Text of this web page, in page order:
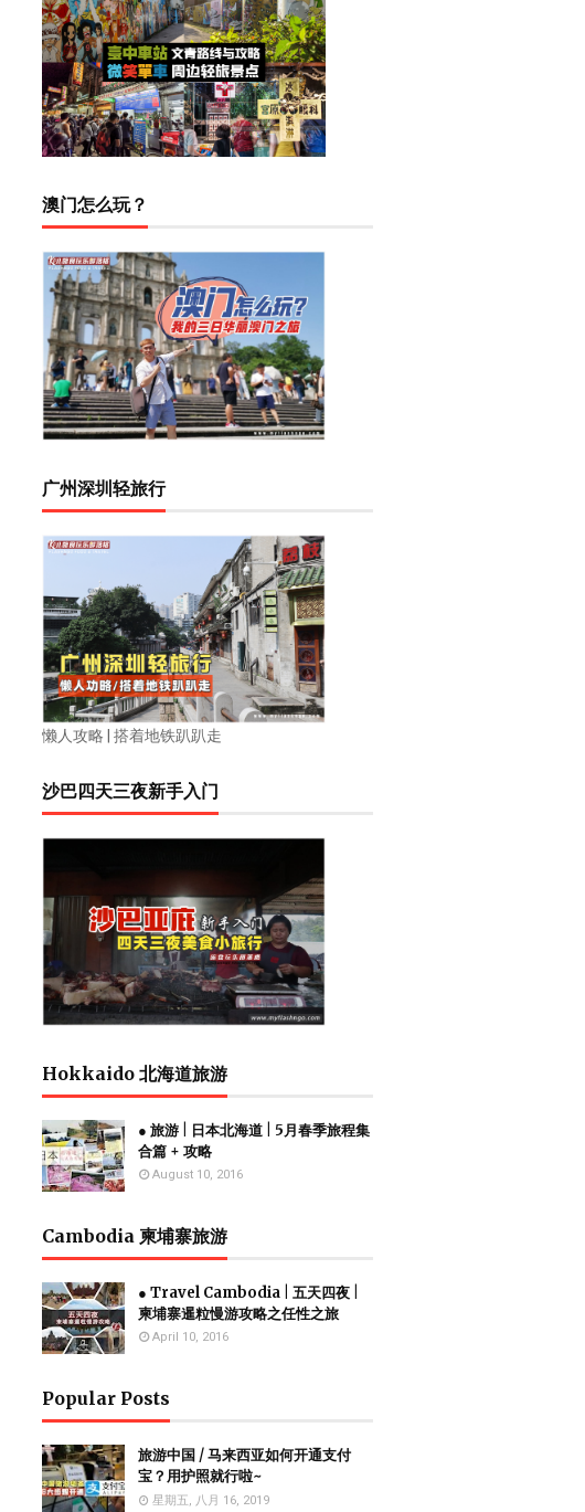
澳门怎么玩？
广州深圳轻旅行
懒人攻略 | 搭着地铁趴趴走
沙巴四天三夜新手入门
Hokkaido 北海道旅游
● 旅游 | 日本北海道 | 5月春季旅程集
合篇 + 攻略
August 10, 2016
Cambodia 柬埔寨旅游
● Travel Cambodia | 五天四夜 |
柬埔寨暹粒慢游攻略之任性之旅
April 10, 2016
Popular Posts
旅游中国 / 马来西亚如何开通支付
宝？用护照就行啦~
星期五, 八月 16, 2019